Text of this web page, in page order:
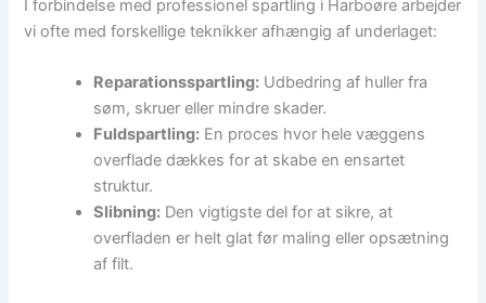
I forbindelse med professionel spartling i Harboøre arbejder
vi ofte med forskellige teknikker afhængig af underlaget:
Reparationsspartling: Udbedring af huller fra
søm, skruer eller mindre skader.
Fuldspartling: En proces hvor hele væggens
overflade dækkes for at skabe en ensartet
struktur.
Slibning: Den vigtigste del for at sikre, at
overfladen er helt glat før maling eller opsætning
af filt.